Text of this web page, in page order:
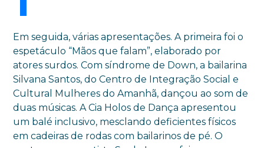
Em seguida, várias apresentações. A primeira foi o
espetáculo “Mãos que falam”, elaborado por
atores surdos. Com síndrome de Down, a bailarina
Silvana Santos, do Centro de Integração Social e
Cultural Mulheres do Amanhã, dançou ao som de
duas músicas. A Cia Holos de Dança apresentou
um balé inclusivo, mesclando deficientes físicos
em cadeiras de rodas com bailarinos de pé. O